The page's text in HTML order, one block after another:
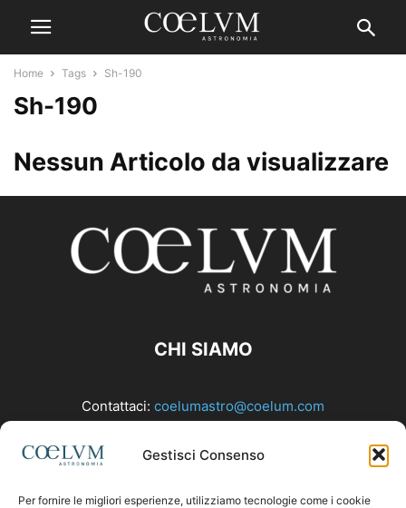
Gestisci Consenso
Per fornire le migliori esperienze, utilizziamo tecnologie come i cookie
Home Tags Sh-190
Sh-190
Nessun Articolo da visualizzare
CHI SIAMO
Contattaci: coelumastro@coelum.com
SEGUICI